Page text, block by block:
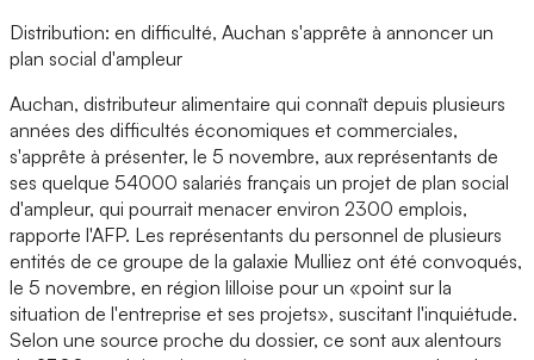
Distribution: en difficulté, Auchan s'apprête à annoncer un
plan social d'ampleur
Auchan, distributeur alimentaire qui connaît depuis plusieurs
années des difficultés économiques et commerciales,
s'apprête à présenter, le 5 novembre, aux représentants de
ses quelque 54000 salariés français un projet de plan social
d'ampleur, qui pourrait menacer environ 2300 emplois,
rapporte l'AFP. Les représentants du personnel de plusieurs
entités de ce groupe de la galaxie Mulliez ont été convoqués,
le 5 novembre, en région lilloise pour un «point sur la
situation de l'entreprise et ses projets», suscitant l'inquiétude.
Selon une source proche du dossier, ce sont aux alentours